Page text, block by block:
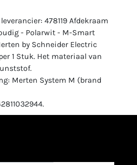
478119 Afdekraam
- Polarwit - M-Smart
by Schneider Electric
1 Stuk. Het materiaal van
Merten System M (brand